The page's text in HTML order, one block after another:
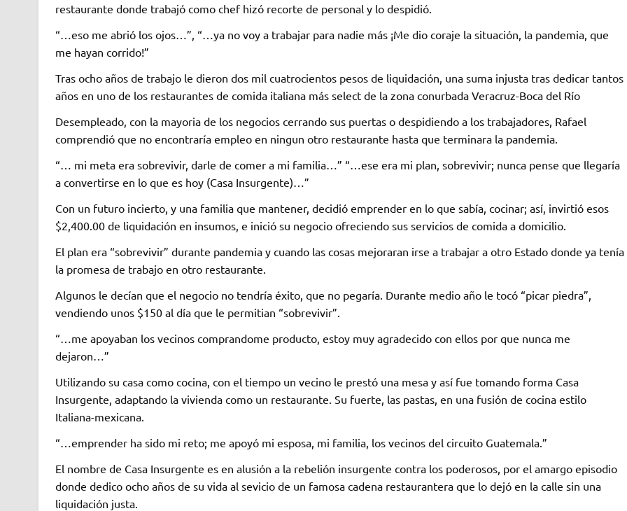
restaurante donde trabajó como chef hizó recorte de personal y lo despidió.
“…eso me abrió los ojos…”, “…ya no voy a trabajar para nadie más ¡Me dio coraje la situación, la pandemia, que
me hayan corrido!”
Tras ocho años de trabajo le dieron dos mil cuatrocientos pesos de liquidación, una suma injusta tras dedicar tantos
años en uno de los restaurantes de comida italiana más select de la zona conurbada Veracruz-Boca del Río
Desempleado, con la mayoria de los negocios cerrando sus puertas o despidiendo a los trabajadores, Rafael
comprendió que no encontraría empleo en ningun otro restaurante hasta que terminara la pandemia.
“… mi meta era sobrevivir, darle de comer a mi familia…” “…ese era mi plan, sobrevivir; nunca pense que llegaría
a convertirse en lo que es hoy (Casa Insurgente)…”
Con un futuro incierto, y una familia que mantener, decidió emprender en lo que sabía, cocinar; así, invirtió esos
$2,400.00 de liquidación en insumos, e inició su negocio ofreciendo sus servicios de comida a domicilio.
El plan era “sobrevivir” durante pandemia y cuando las cosas mejoraran irse a trabajar a otro Estado donde ya tenía
la promesa de trabajo en otro restaurante.
Algunos le decían que el negocio no tendría éxito, que no pegaría. Durante medio año le tocó “picar piedra”,
vendiendo unos $150 al día que le permitian “sobrevivir”.
“…me apoyaban los vecinos comprandome producto, estoy muy agradecido con ellos por que nunca me
dejaron…”
Utilizando su casa como cocina, con el tiempo un vecino le prestó una mesa y así fue tomando forma Casa
Insurgente, adaptando la vivienda como un restaurante. Su fuerte, las pastas, en una fusión de cocina estilo
Italiana-mexicana.
“…emprender ha sido mi reto; me apoyó mi esposa, mi familia, los vecinos del circuito Guatemala.”
El nombre de Casa Insurgente es en alusión a la rebelión insurgente contra los poderosos, por el amargo episodio
donde dedico ocho años de su vida al sevicio de un famosa cadena restaurantera que lo dejó en la calle sin una
liquidación justa.